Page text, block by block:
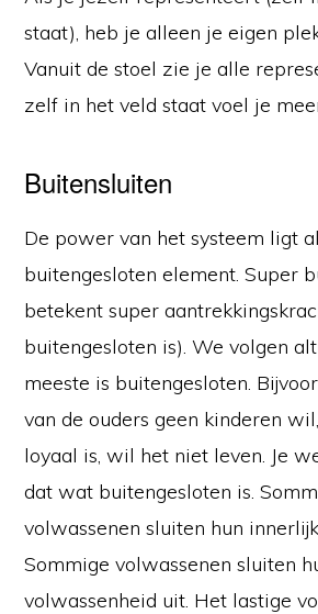
staat), heb je alleen je eigen
Vanuit de stoel zie je alle
zelf in het veld staat voel je
Buitensluiten
De power van het systeem ligt
buitengesloten element. Super
betekent super
buitengesloten is). We volgen
meeste is buitengesloten.
van de ouders geen kinderen
loyaal is, wil het niet leven. Je
dat wat buitengesloten is.
volwassenen sluiten hun
Sommige volwassenen sluiten
volwassenheid uit. Het lastige